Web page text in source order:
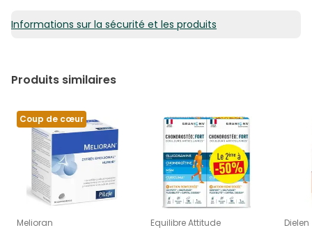
Informations sur la sécurité et les produits
Produits similaires
Coup de cœur
Melioran Equilibre Attitude Dielen